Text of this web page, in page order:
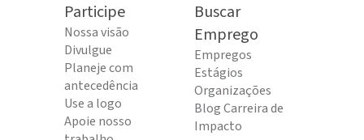
Participe
Nossa visão
Divulgue
Planeje com
antecedência
Use a logo
Apoie nosso
Buscar
Emprego
Empregos
Estágios
Organizações
Blog Carreira de
Impacto